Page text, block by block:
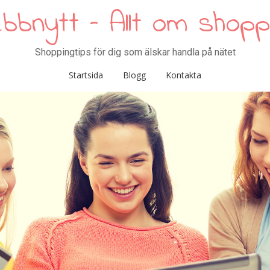
– Allt om
Shoppingtips för dig som älskar handla på nätet
Startsida Blogg Kontakta